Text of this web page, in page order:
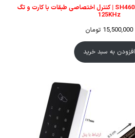
اکسس کنترل آسانسور SH460E16 | کنترل اختصاصی طبقات با کارت و تگ
125KHz
15,500,000 تومان
افزودن به سبد خرید